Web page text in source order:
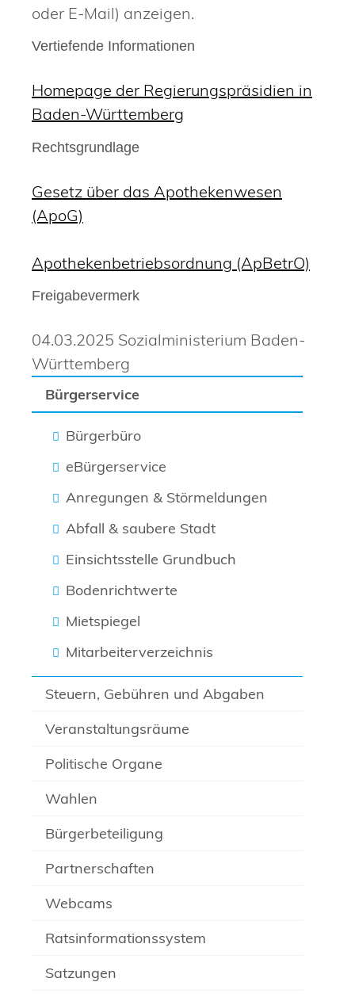
Bürgerservice
Bürgerbüro
eBürgerservice
Anregungen & Störmeldungen
Abfall & saubere Stadt
Einsichtsstelle Grundbuch
Bodenrichtwerte
Mietspiegel
Mitarbeiterverzeichnis
Steuern, Gebühren und Abgaben
Veranstaltungsräume
Politische Organe
Wahlen
Bürgerbeteiligung
Partnerschaften
Webcams
Ratsinformationssystem
Satzungen
oder E-Mail) anzeigen.
Vertiefende Informationen
Homepage der Regierungspräsidien in
Baden-Württemberg
Rechtsgrundlage
Gesetz über das Apothekenwesen
(ApoG)
Apothekenbetriebsordnung (ApBetrO)
Freigabevermerk
04.03.2025 Sozialministerium Baden-
Württemberg